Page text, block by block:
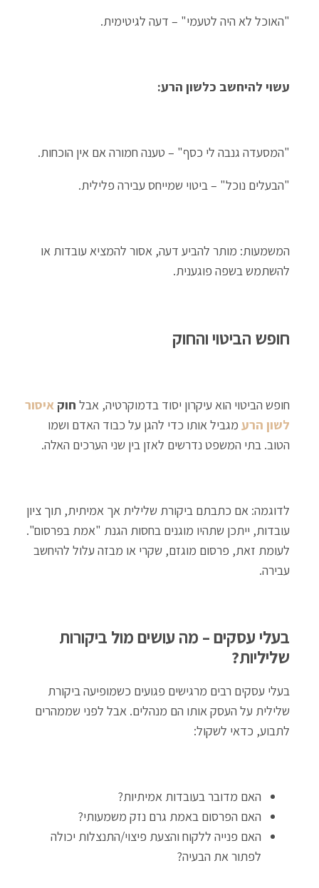
"האוכל לא היה לטעמי" – דעה לגיטימית.
עשוי להיחשב כלשון הרע:
"המסעדה גנבה לי כסף" – טענה חמורה אם אין הוכחות.
"הבעלים נוכל" – ביטוי שמייחס עבירה פלילית.
המשמעות: מותר להביע דעה, אסור להמציא עובדות או
להשתמש בשפה פוגענית.
חופש הביטוי והחוק
חופש הביטוי הוא עיקרון יסוד בדמוקרטיה, אבל חוק איסור
לשון הרע מגביל אותו כדי להגן על כבוד האדם ושמו
הטוב. בתי המשפט נדרשים לאזן בין שני הערכים האלה.
לדוגמה: אם כתבתם ביקורת שלילית אך אמיתית, תוך ציון
עובדות, ייתכן שתהיו מוגנים בחסות הגנת "אמת בפרסום".
לעומת זאת, פרסום מוגזם, שקרי או מבזה עלול להיחשב
עבירה.
בעלי עסקים – מה עושים מול ביקורות
שליליות?
בעלי עסקים רבים מרגישים פגועים כשמופיעה ביקורת
שלילית על העסק אותו הם מנהלים. אבל לפני שממהרים
לתבוע, כדאי לשקול:
האם מדובר בעובדות אמיתיות?
האם הפרסום באמת גרם נזק משמעותי?
האם פנייה ללקוח והצעת פיצוי/התנצלות יכולה
לפתור את הבעיה?